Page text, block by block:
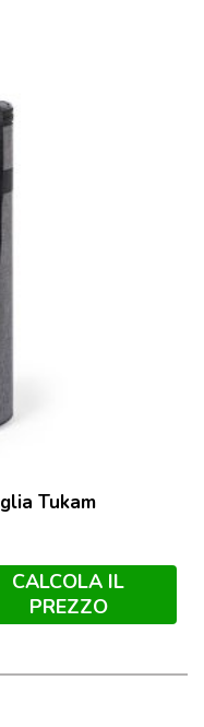
Tukam
CALCOLA IL
PREZZO